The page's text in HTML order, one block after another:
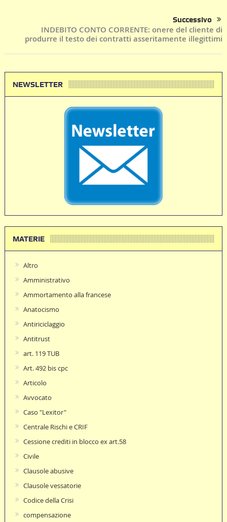
Successivo
INDEBITO CONTO CORRENTE: onere del cliente di
produrre il testo dei contratti asseritamente illegittimi
NEWSLETTER
MATERIE
Altro
Amministrativo
Ammortamento alla francese
Anatocismo
Antiriciclaggio
Antitrust
art. 119 TUB
Art. 492 bis cpc
Articolo
Avvocato
Caso "Lexitor"
Centrale Rischi e CRIF
Cessione crediti in blocco ex art.58
Civile
Clausole abusive
Clausole vessatorie
Codice della Crisi
compensazione